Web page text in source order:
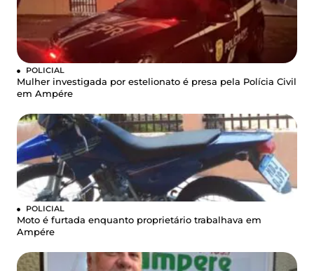
POLICIAL
Mulher investigada por estelionato é presa pela Polícia Civil
em Ampére
POLICIAL
Moto é furtada enquanto proprietário trabalhava em
Ampére